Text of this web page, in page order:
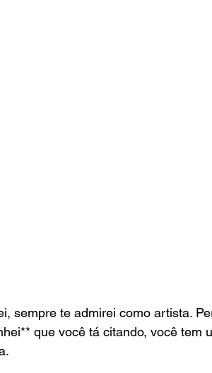
sempre te admirei como artista.
que você tá citando, você tem